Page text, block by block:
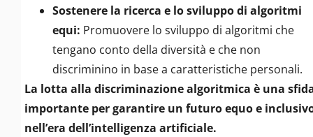
Sostenere la ricerca e lo sviluppo di algoritmi
equi: Promuovere lo sviluppo di algoritmi che
tengano conto della diversità e che non
discriminino in base a caratteristiche personali.
La lotta alla discriminazione algoritmica è una
importante per garantire un futuro equo e
nell’era dell’intelligenza artificiale.